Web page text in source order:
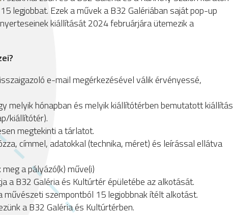
legjobbat. Ezek a művek a B32 Galériában saját pop-up
kiállítását 2024 februárjára ütemezik a
e-mail megérkezésével válik érvényessé,
melyik hónapban és melyik kiállítótérben bemutatott kiállítás
kiállítótér).
megtekinti a tárlatot.
címmel, adatokkal (technika, méret) és leírással ellátva
a pályázó(k) műve(i)
a B32 Galéria és Kultúrtér épületébe az alkotását.
szempontból 15 legjobbnak ítélt alkotást.
a B32 Galéria és Kultúrtérben.